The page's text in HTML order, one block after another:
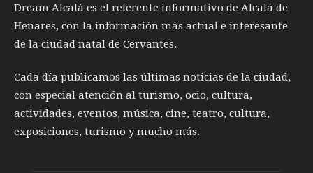
Dream Alcalá es el referente informativo de Alcalá de
Henares, con la información más actual e interesante
de la ciudad natal de Cervantes.
Cada día publicamos las últimas noticias de la ciudad,
con especial atención al turismo, ocio, cultura,
actividades, eventos, música, cine, teatro, cultura,
exposiciones, turismo y mucho más.